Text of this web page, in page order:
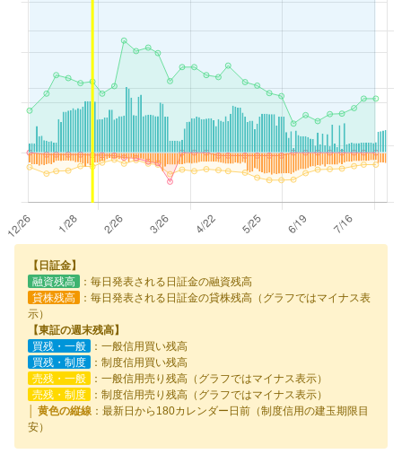
【日証金】
融資残高
：毎日発表される日証金の融資残高
貸株残高
：毎日発表される日証金の貸株残高（グラフではマイナス表
示）
【東証の週末残高】
買残・一般
：一般信用買い残高
買残・制度
：制度信用買い残高
売残・一般
：一般信用売り残高（グラフではマイナス表示）
売残・制度
：制度信用売り残高（グラフではマイナス表示）
│ 黄色の縦線 ：最新日から180カレンダー日前（制度信用の建玉期限目
安）